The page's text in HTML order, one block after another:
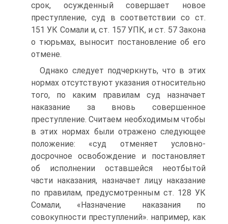
срок, осужденный совершает новое
преступление, суд в соответствии со ст.
151 УК Сомали и, ст. 157 УПК, и ст. 57 Закона
о тюрьмах, выносит постановление об его
отмене.
Однако следует подчеркнуть, что в этих
нормах отсутствуют указания относительно
того, по каким правилам суд назначает
наказание за вновь совершенное
преступление. Считаем необходимым чтобы
в этих нормах были отражено следующее
положение: «суд отменяет условно-
досрочное освобождение и постановляет
об исполнении оставшейся неотбытой
части наказания, назначает лицу наказание
по правилам, предусмотренным ст. 128 УК
Сомали, «Назначение наказания по
совокупности преступлений». например, как